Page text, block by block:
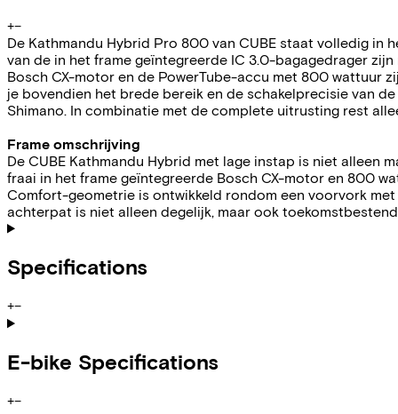
+−
De Kathmandu Hybrid Pro 800 van CUBE staat volledig in
van de in het frame geïntegreerde IC 3.0-bagagedrager
Bosch CX-motor en de PowerTube-accu met 800 wattuur
je bovendien het brede bereik en de schakelprecisie van
Shimano. In combinatie met de complete uitrusting rest
Frame omschrijving
De CUBE Kathmandu Hybrid met lage instap is niet alleen
fraai in het frame geïntegreerde Bosch CX-motor en 800
Comfort-geometrie is ontwikkeld rondom een voorvork
achterpat is niet alleen degelijk, maar ook
Specifications
+−
E-bike Specifications
+−